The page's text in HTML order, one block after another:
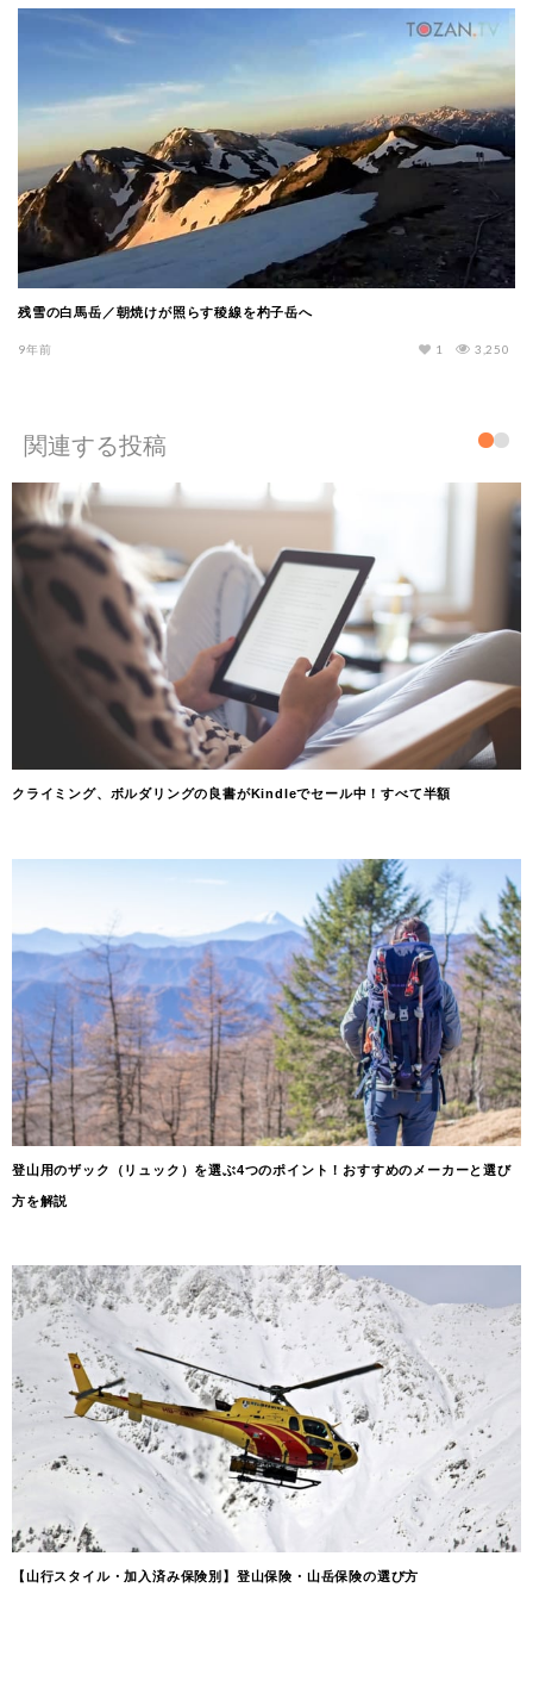
残雪の白馬岳／朝焼けが照らす稜線を杓子岳へ
9年前 3,250
1
関連する投稿
クライミング、ボルダリングの良書がKindleでセール中！すべて半額
登山用のザック（リュック）を選ぶ4つのポイント！おすすめのメーカーと選び
方を解説
【山行スタイル・加入済み保険別】登山保険・山岳保険の選び方